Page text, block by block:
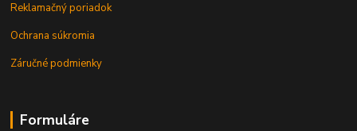
Reklamačný poriadok
Ochrana súkromia
Záručné podmienky
Formuláre